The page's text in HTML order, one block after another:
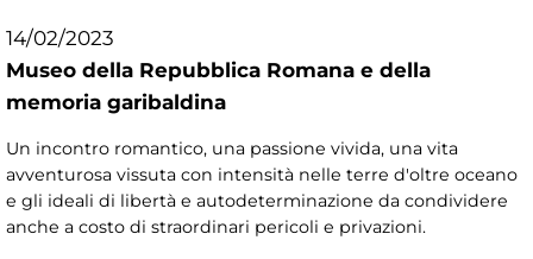
14/02/2023
Museo della Repubblica Romana e della
memoria garibaldina
Un incontro romantico, una passione vivida, una vita
avventurosa vissuta con intensità nelle terre d'oltre oceano
e gli ideali di libertà e autodeterminazione da condividere
anche a costo di straordinari pericoli e privazioni.